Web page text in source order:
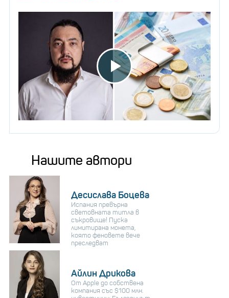
Нашите автори
Десислава Боцева
Испания превърна
световната титла в
съкровище! Пуска
лимитирана монета,
която феновете вече
преследват
Айлин Дрикова
От Apple до собствена
компания със $100 млн.